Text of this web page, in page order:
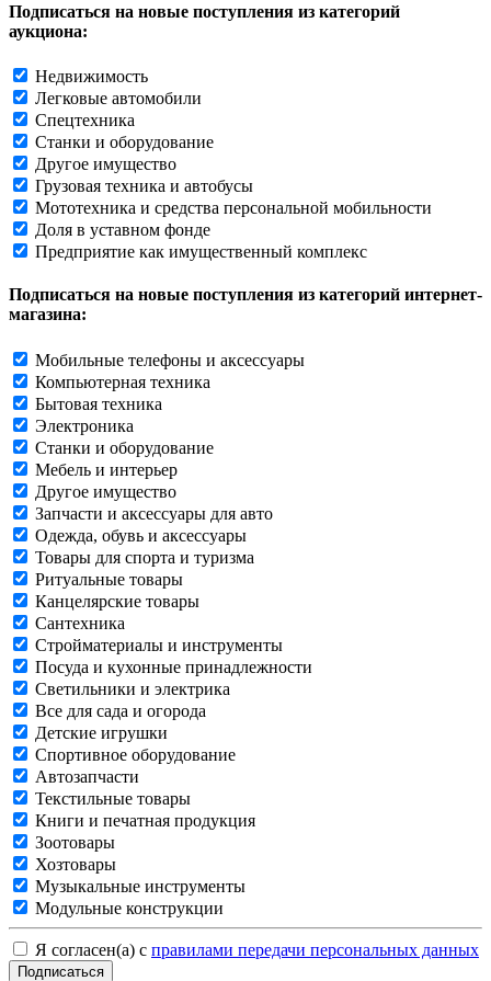
Подписаться на новые поступления из категорий
аукциона:
Недвижимость
Легковые автомобили
Спецтехника
Станки и оборудование
Другое имущество
Грузовая техника и автобусы
Мототехника и средства персональной мобильности
Доля в уставном фонде
Предприятие как имущественный комплекс
Подписаться на новые поступления из категорий интернет-
магазина:
Мобильные телефоны и аксессуары
Компьютерная техника
Бытовая техника
Электроника
Станки и оборудование
Мебель и интерьер
Другое имущество
Запчасти и аксессуары для авто
Одежда, обувь и аксессуары
Товары для спорта и туризма
Ритуальные товары
Канцелярские товары
Сантехника
Стройматериалы и инструменты
Посуда и кухонные принадлежности
Светильники и электрика
Все для сада и огорода
Детские игрушки
Спортивное оборудование
Автозапчасти
Текстильные товары
Книги и печатная продукция
Зоотовары
Хозтовары
Музыкальные инструменты
Модульные конструкции
Я согласен(а) с правилами передачи персональных данных
Подписаться